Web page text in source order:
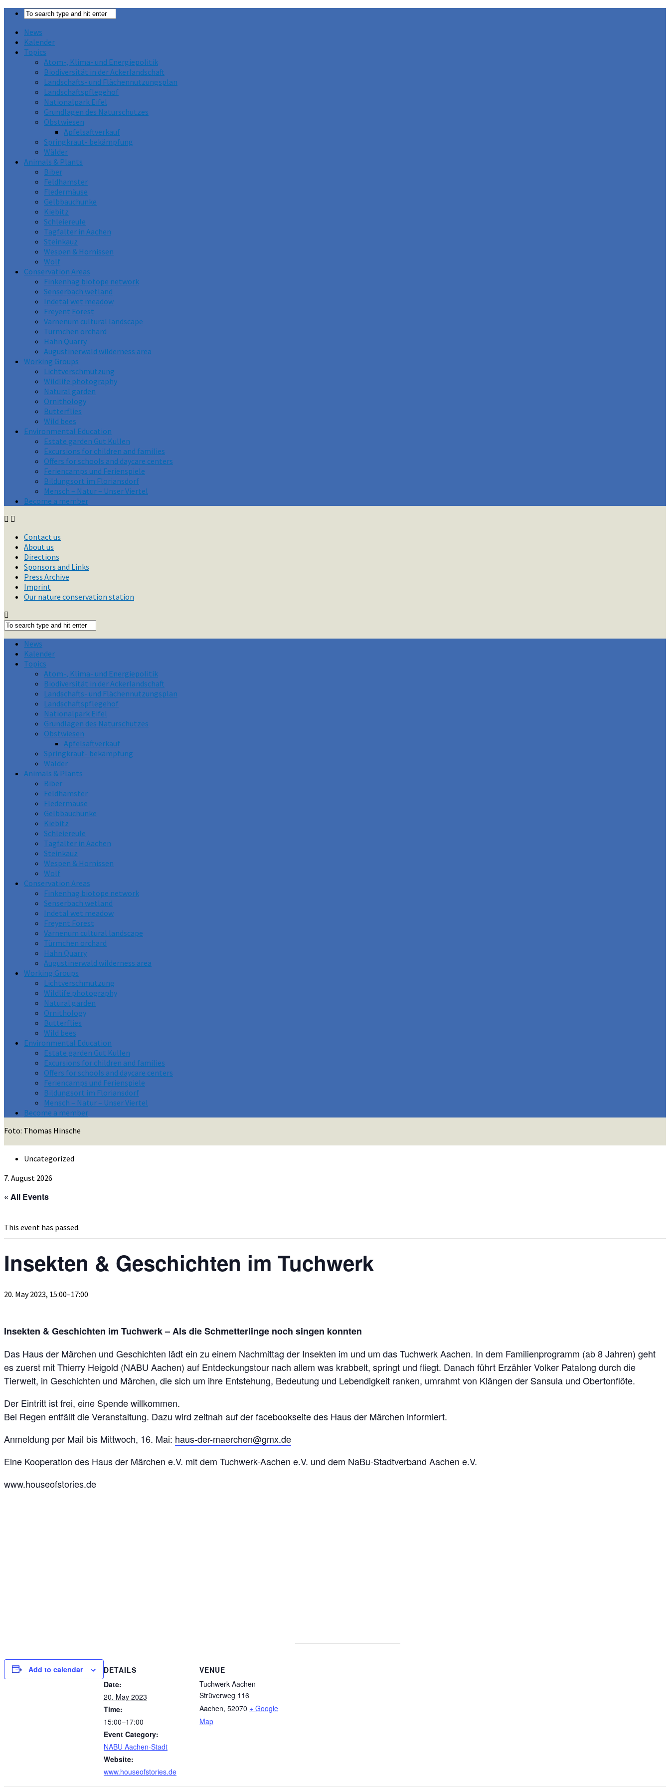
News
Kalender
Topics
Atom-, Klima- und Energiepolitik
Biodiversität in der Ackerlandschaft
Landschafts- und Flächennutzungsplan
Landschaftspflegehof
Nationalpark Eifel
Grundlagen des Naturschutzes
Obstwiesen
Apfelsaftverkauf
Springkraut- bekämpfung
Wälder
Animals & Plants
Biber
Feldhamster
Fledermäuse
Gelbbauchunke
Kiebitz
Schleiereule
Tagfalter in Aachen
Steinkauz
Wespen & Hornissen
Wolf
Conservation Areas
Finkenhag biotope network
Senserbach wetland
Indetal wet meadow
Freyent Forest
Varnenum cultural landscape
Türmchen orchard
Hahn Quarry
Augustinerwald wilderness area
Working Groups
Lichtverschmutzung
Wildlife photography
Natural garden
Ornithology
Butterflies
Wild bees
Environmental Education
Estate garden Gut Kullen
Excursions for children and families
Offers for schools and daycare centers
Feriencamps und Ferienspiele
Bildungsort im Floriansdorf
Mensch – Natur – Unser Viertel
Become a member
Contact us
About us
Directions
Sponsors and Links
Press Archive
Imprint
Our nature conservation station
News
Kalender
Topics
Atom-, Klima- und Energiepolitik
Biodiversität in der Ackerlandschaft
Landschafts- und Flächennutzungsplan
Landschaftspflegehof
Nationalpark Eifel
Grundlagen des Naturschutzes
Obstwiesen
Apfelsaftverkauf
Springkraut- bekämpfung
Wälder
Animals & Plants
Biber
Feldhamster
Fledermäuse
Gelbbauchunke
Kiebitz
Schleiereule
Tagfalter in Aachen
Steinkauz
Wespen & Hornissen
Wolf
Conservation Areas
Finkenhag biotope network
Senserbach wetland
Indetal wet meadow
Freyent Forest
Varnenum cultural landscape
Türmchen orchard
Hahn Quarry
Augustinerwald wilderness area
Working Groups
Lichtverschmutzung
Wildlife photography
Natural garden
Ornithology
Butterflies
Wild bees
Environmental Education
Estate garden Gut Kullen
Excursions for children and families
Offers for schools and daycare centers
Feriencamps und Ferienspiele
Bildungsort im Floriansdorf
Mensch – Natur – Unser Viertel
Become a member
Foto: Thomas Hinsche
Uncategorized
7. August 2026
« All Events
This event has passed.
Insekten & Geschichten im Tuchwerk
20. May 2023, 15:00–17:00
Insekten & Geschichten im Tuchwerk– Als die Schmetterlinge noch singen konnten
Das Haus der Märchen und Geschichten lädt ein zu einem Nachmittag der Insekten im und um das Tuchwerk Aachen. In dem Familienprogramm (ab 8 Jahren) geht
es zuerst mit Thierry Heigold (NABU Aachen) auf Entdeckungstour nach allem was krabbelt, springt und fliegt. Danach führt Erzähler Volker Patalong durch die
Tierwelt, in Geschichten und Märchen, die sich um ihre Entstehung, Bedeutung und Lebendigkeit ranken, umrahmt von Klängen der Sansula und Obertonflöte.
Der Eintritt ist frei, eine Spende willkommen.
Bei Regen entfällt die Veranstaltung. Dazu wird zeitnah auf der facebookseite des Haus der Märchen informiert.
Anmeldung per Mail bis Mittwoch, 16. Mai: haus-der-maerchen@gmx.de
Eine Kooperation des Haus der Märchen e.V. mit dem Tuchwerk-Aachen e.V. und dem NaBu-Stadtverband Aachen e.V.
www.houseofstories.de
Add to calendar
DETAILS
Date:
20. May 2023
Time:
15:00–17:00
Event Category:
NABU Aachen-Stadt
Website:
www.houseofstories.de
VENUE
Tuchwerk Aachen
Strüverweg 116
Aachen, 52070 + Google
Map